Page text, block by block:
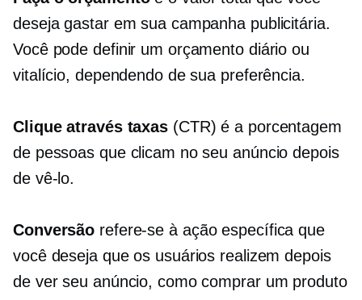
deseja gastar em sua campanha publicitária.
Você pode definir um orçamento diário ou
vitalício, dependendo de sua preferência.
Clique atravéstaxas (CTR) é a porcentagem
de pessoas que clicam no seu anúncio depois
de vê-lo.
Conversão refere-se à ação específica que
você deseja que os usuários realizem depois
de ver seu anúncio, como comprar um produto